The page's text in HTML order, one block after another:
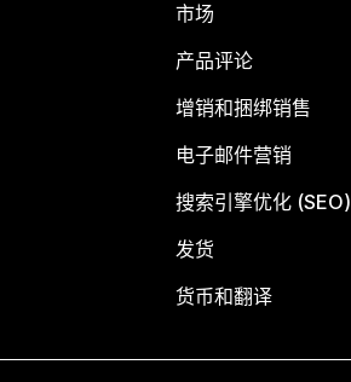
市场
产品评论
增销和捆绑销售
电子邮件营销
搜索引擎优化 (SEO)
发货
货币和翻译